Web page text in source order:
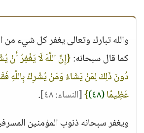
والله تبارك وتعالى يغفر كل شيء من
كما قال سبحانه:{إِنَّ اللَّهَ لَا يَغْفِرُ أَنْ
دُونَ ذَلِكَ لِمَنْ يَشَاءُ وَمَنْ يُشْرِكْ بِاللَّهِ
عَظِيمًا(٤٨) }[النساء: ٤٨]
.
ويغفر سبحانه ذنوب المؤمنين